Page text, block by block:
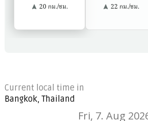
Current local time in
Bangkok, Thailand